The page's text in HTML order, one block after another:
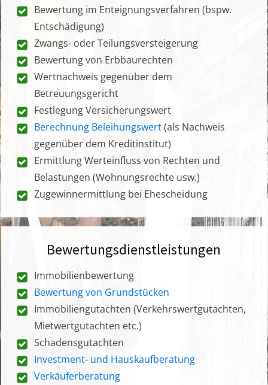
Bewertung im Enteignungsverfahren (bspw.
Entschädigung)
Zwangs- oder Teilungsversteigerung
Bewertung von Erbbaurechten
Wertnachweis gegenüber dem
Betreuungsgericht
Festlegung Versicherungswert
Berechnung Beleihungswert(als Nachweis
gegenüber dem Kreditinstitut)
Ermittlung Werteinfluss von Rechten und
Belastungen (Wohnungsrechte usw.)
Zugewinnermittlung bei Ehescheidung
Bewertungsdienstleistungen
Immobilienbewertung
Bewertung von Grundstücken
Immobiliengutachten (Verkehrswertgutachten,
Mietwertgutachten etc.)
Schadensgutachten
Investment- und Hauskaufberatung
Verkäuferberatung